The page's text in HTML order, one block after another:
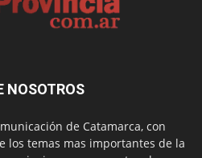
NOSOTROS
de Catamarca, con
los temas mas importantes de la